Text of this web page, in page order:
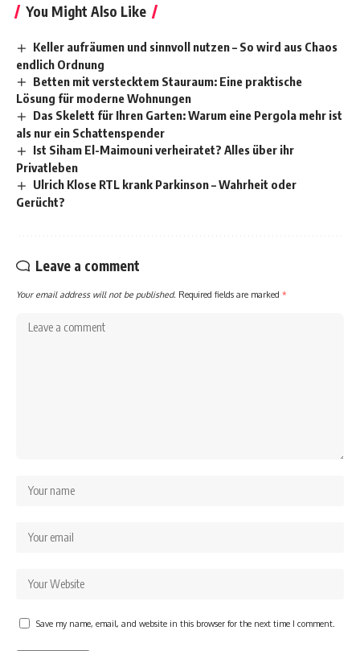
You Might Also Like
Keller aufräumen und sinnvoll nutzen – So wird aus Chaos
endlich Ordnung
Betten mit verstecktem Stauraum: Eine praktische
Lösung für moderne Wohnungen
Das Skelett für Ihren Garten: Warum eine Pergola mehr ist
als nur ein Schattenspender
Ist Siham El-Maimouni verheiratet? Alles über ihr
Privatleben
Ulrich Klose RTL krank Parkinson – Wahrheit oder
Gerücht?
Leave a comment
Your email address will not be published. Required fields are marked *
Save my name, email, and website in this browser for the next time I comment.